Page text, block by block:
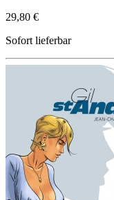
29,80 €
Sofort lieferbar